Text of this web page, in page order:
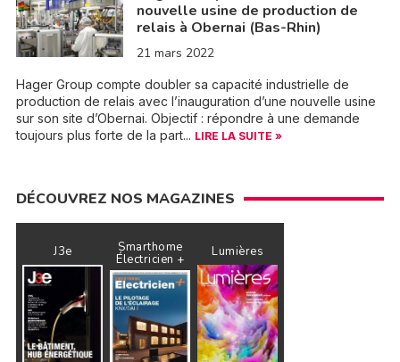
nouvelle usine de production de
relais à Obernai (Bas-Rhin)
21 mars 2022
Hager Group compte doubler sa capacité industrielle de
production de relais avec l’inauguration d’une nouvelle usine
sur son site d’Obernai. Objectif : répondre à une demande
toujours plus forte de la part... LIRE LA SUITE »
DÉCOUVREZ NOS MAGAZINES
J3e Smarthome
Électricien + Lumières